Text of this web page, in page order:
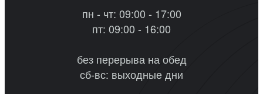
пн - чт: 09:00 - 17:00
пт: 09:00 - 16:00
без перерыва на обед
сб-вс: выходные дни